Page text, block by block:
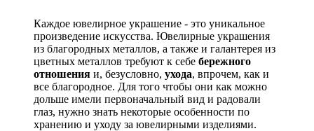
Каждое ювелирное украшение - это уникальное
произведение искусства. Ювелирные украшения
из благородных металлов, а также и галантерея из
цветных металлов требуют к себе бережного
отношения и, безусловно, ухода, впрочем, как и
все благородное. Для того чтобы они как можно
дольше имели первоначальный вид и радовали
глаз, нужно знать некоторые особенности по
хранению и уходу за ювелирными изделиями.